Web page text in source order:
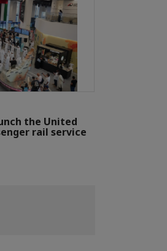
the United
rail service